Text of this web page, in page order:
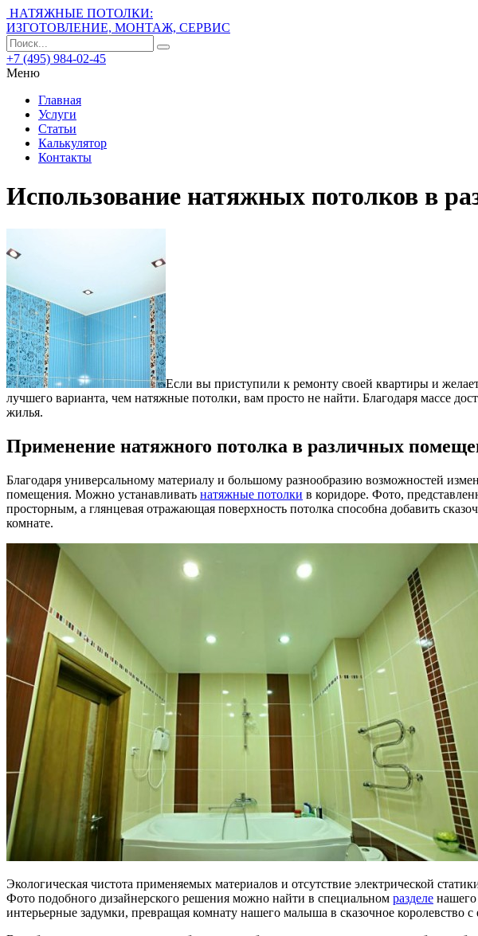
НАТЯЖНЫЕ ПОТОЛКИ:
ИЗГОТОВЛЕНИЕ, МОНТАЖ, СЕРВИС
+7 (495) 984-02-45
Меню
Главная
Услуги
Статьи
Калькулятор
Контакты
Использование натяжных потолков в
Если вы приступили к ремонту своей квартиры и
лучшего варианта, чем натяжные потолки, вам просто не найти. Благодаря массе
жилья.
Применение натяжного потолка в различных
Благодаря универсальному материалу и большому разнообразию возможностей
помещения. Можно устанавливать натяжные потолки в коридоре. Фото,
просторным, а глянцевая отражающая поверхность потолка способна добавить
комнате.
Экологическая чистота применяемых материалов и отсутствие электрической
Фото подобного дизайнерского решения можно найти в специальном разделе
интерьерные задумки, превращая комнату нашего малыша в сказочное королевство